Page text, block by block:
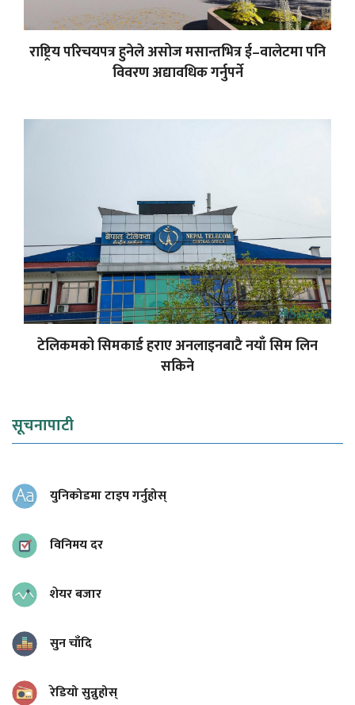
राष्ट्रिय परिचयपत्र हुनेले असोज मसान्तभित्र ई–वालेटमा पनि
विवरण अद्यावधिक गर्नुपर्ने
टेलिकमको सिमकार्ड हराए अनलाइनबाटै नयाँ सिम लिन
सकिने
सूचनापाटी
युनिकोडमा टाइप गर्नुहोस्
विनिमय दर
शेयर बजार
सुन चाँदि
रेडियो सुन्नुहोस्